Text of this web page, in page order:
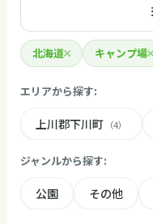
北海道 キャンプ場
エリアから探す:
上川郡下川町 （4）
ジャンルから探す:
公園 その他